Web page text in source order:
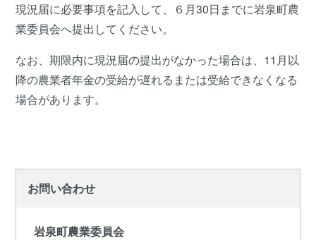
現況届に必要事項を記入して、６月30日までに岩泉町農
業委員会へ提出してください。
なお、期限内に現況届の提出がなかった場合は、11月以
降の農業者年金の受給が遅れるまたは受給できなくなる
場合があります。
お問い合わせ
岩泉町農業委員会